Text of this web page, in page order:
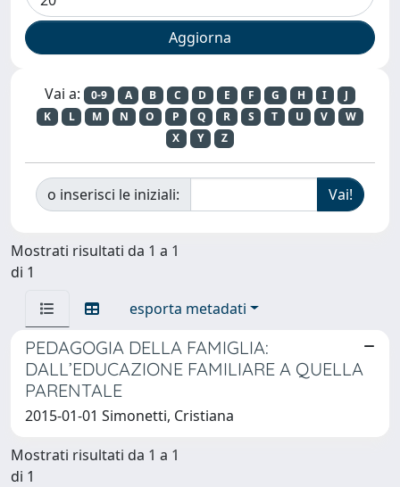
Vai a: 0-9 A B C D E F G H I
J
K
L M N O P Q R S T U V
W
X
Y Z
o inserisci le iniziali:
Mostrati risultati da 1 a 1
di 1
esporta metadati
PEDAGOGIA DELLA FAMIGLIA:
DALL’EDUCAZIONE FAMILIARE A QUELLA
PARENTALE
2015-01-01 Simonetti, Cristiana
Mostrati risultati da 1 a 1
di 1